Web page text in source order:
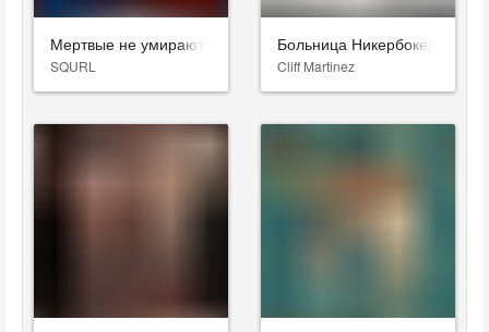
Мертвые не умирают
SQURL
Больница Никербокер
Cliff Martinez